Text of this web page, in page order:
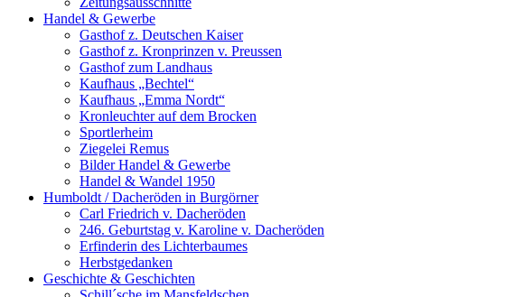
Handel & Gewerbe
Gasthof z. Deutschen Kaiser
Gasthof z. Kronprinzen v. Preussen
Gasthof zum Landhaus
Kaufhaus „Bechtel“
Kaufhaus „Emma Nordt“
Kronleuchter auf dem Brocken
Sportlerheim
Ziegelei Remus
Bilder Handel & Gewerbe
Handel & Wandel 1950
Humboldt / Dacheröden in Burgörner
Carl Friedrich v. Dacheröden
246. Geburtstag v. Karoline v. Dacheröden
Erfinderin des Lichterbaumes
Herbstgedanken
Geschichte & Geschichten